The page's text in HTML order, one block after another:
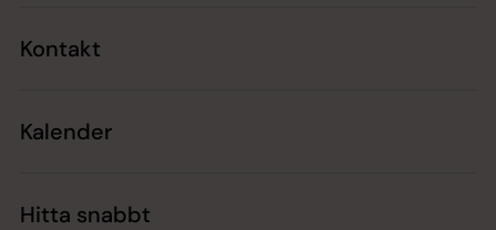
Kontakt
Kalender
Hitta snabbt